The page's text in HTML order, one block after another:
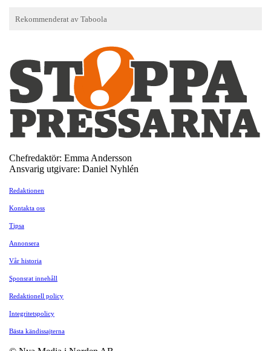
Chefredaktör: Emma Andersson
Ansvarig utgivare: Daniel Nyhlén
Redaktionen
Kontakta oss
Tipsa
Annonsera
Vår historia
Sponsrat innehåll
Redaktionell policy
Integritetspolicy
Bästa kändissajterna